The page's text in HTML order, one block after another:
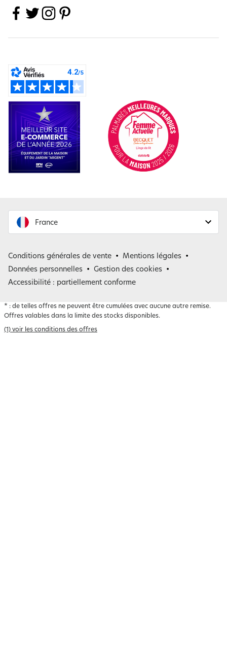
France
Belgique
Conditions générales de vente
Mentions légales
Données personnelles
Gestion des cookies
Accessibilité : partiellement conforme
* : de telles offres ne peuvent être cumulées avec aucune autre remise.
Offres valables dans la limite des stocks disponibles.
(1) voir les conditions des offres